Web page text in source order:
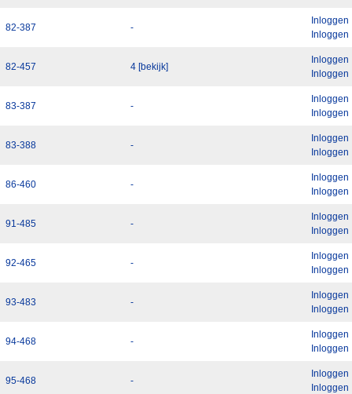
82-387 -
Inloggen
Inloggen
82-457 4 [bekijk]
Inloggen
Inloggen
83-387 -
Inloggen
Inloggen
83-388 -
Inloggen
Inloggen
86-460 -
Inloggen
Inloggen
91-485 -
Inloggen
Inloggen
92-465 -
Inloggen
Inloggen
93-483 -
Inloggen
Inloggen
94-468 -
Inloggen
Inloggen
95-468 -
Inloggen
Inloggen